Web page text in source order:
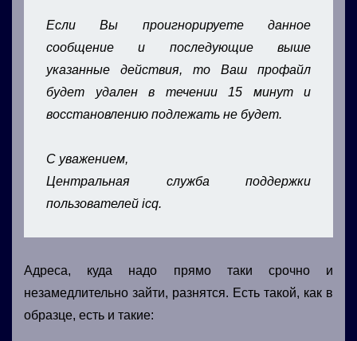
Если Вы проигнорируете данное
сообщение и последующие выше
указанные действия, то Ваш профайл
будет удален в течении 15 минут и
восстановлению подлежать не будет.
С уважением,
Центральная служба поддержки
пользователей icq.
Адреса, куда надо прямо таки срочно и
незамедлительно зайти, разнятся. Есть такой, как в
образце, есть и такие: